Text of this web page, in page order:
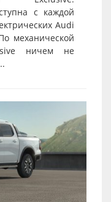
с каждой
Audi
механической
ничем не